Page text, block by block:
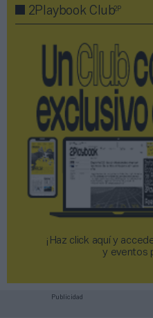
2Playbook Club2P
¡Haz click aquí y
y eventos
Publicidad